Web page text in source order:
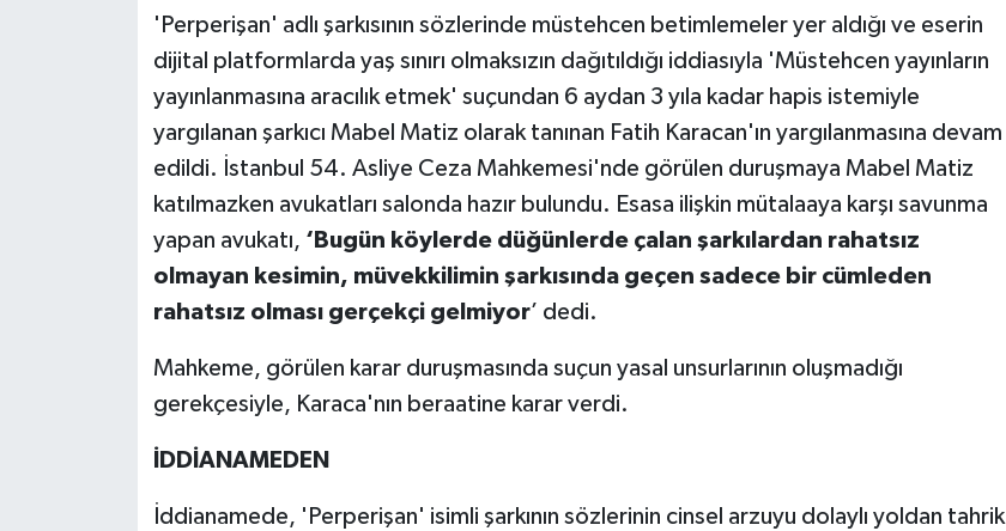
'Perperişan' adlı şarkısının sözlerinde müstehcen betimlemeler yer aldığı ve eserin
dijital platformlarda yaş sınırı olmaksızın dağıtıldığı iddiasıyla 'Müstehcen yayınların
yayınlanmasına aracılık etmek' suçundan 6 aydan 3 yıla kadar hapis istemiyle
yargılanan şarkıcı Mabel Matiz olarak tanınan Fatih Karacan'ın yargılanmasına devam
edildi. İstanbul 54. Asliye Ceza Mahkemesi'nde görülen duruşmaya Mabel Matiz
katılmazken avukatları salonda hazır bulundu. Esasa ilişkin mütalaaya karşı savunma
yapan avukatı, ‘Bugün köylerde düğünlerde çalan şarkılardan rahatsız
olmayan kesimin, müvekkilimin şarkısında geçen sadece bir cümleden
rahatsız olması gerçekçi gelmiyor’ dedi.
Mahkeme, görülen karar duruşmasında suçun yasal unsurlarının oluşmadığı
gerekçesiyle, Karaca'nın beraatine karar verdi.
İDDİANAMEDEN
İddianamede, 'Perperişan' isimli şarkının sözlerinin cinsel arzuyu dolaylı yoldan tahrik